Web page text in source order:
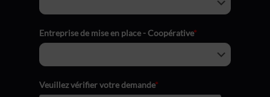
Entreprise de mise en place - Coopérative*
Veuillez vérifier votre demande*